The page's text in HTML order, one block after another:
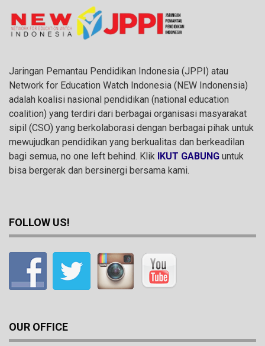
Jaringan Pemantau Pendidikan Indonesia (JPPI) atau
Network for Education Watch Indonesia (NEW Indonensia)
adalah koalisi nasional pendidikan (national education
coalition) yang terdiri dari berbagai organisasi masyarakat
sipil (CSO) yang berkolaborasi dengan berbagai pihak untuk
mewujudkan pendidikan yang berkualitas dan berkeadilan
bagi semua, no one left behind. Klik IKUT GABUNG untuk
bisa bergerak dan bersinergi bersama kami.
FOLLOW US!
OUR OFFICE